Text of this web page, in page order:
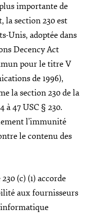
importante de
la section 230 est
Unis, adoptée dans
Decency Act
pour le titre V
de 1996),
la section 230 de la
à 47 USC § 230.
l’immunité
le contenu des
(c) (1) accorde
aux fournisseurs
informatique